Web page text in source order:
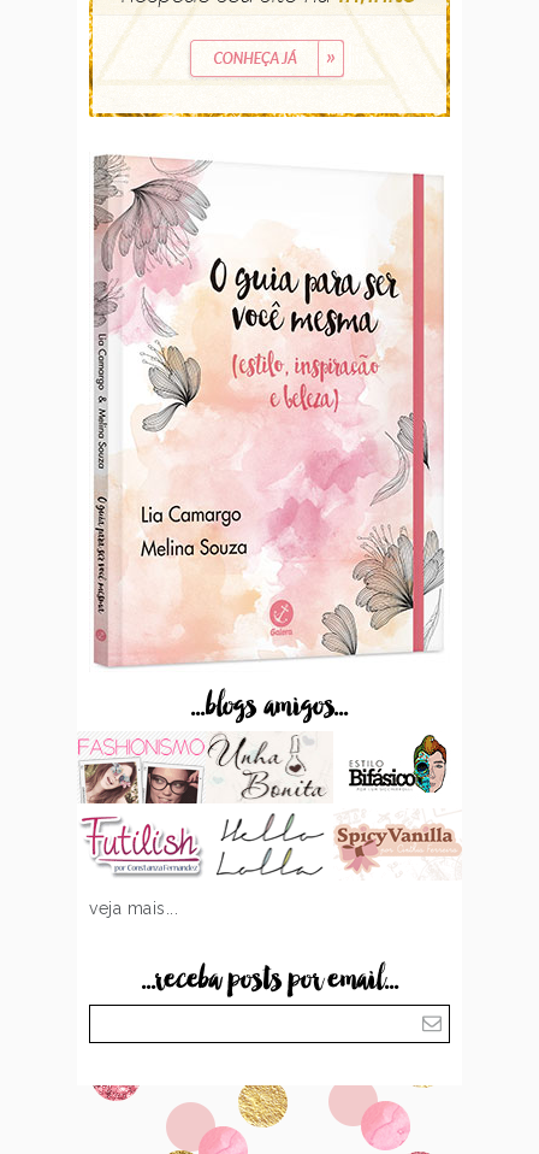
...blogs amigos...
veja mais...
...receba posts por email...